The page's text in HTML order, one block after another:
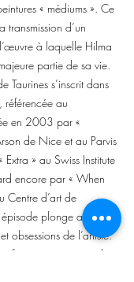
« médiums ». Ce
d’un
à laquelle Hilma
partie de sa vie.
Taurines s’inscrit dans
référencée au
en 2003 par «
de Nice et au Parvis
» au Swiss Institute
encore par « When
Centre d’art de
plonge aux
obsessions de l’artiste.
fantastique, croise des